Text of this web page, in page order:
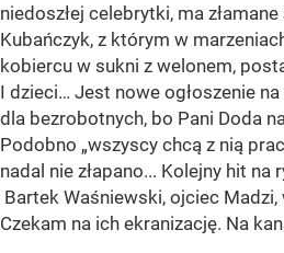
niedoszłej celebrytki, ma
Kubańczyk, z którym w
kobiercu w sukni z welonem,
I dzieci… Jest nowe ogłoszenie
dla bezrobotnych, bo Pani Doda
Podobno „wszyscy chcą z nią
nadal nie złapano... Kolejny hit na
Bartek Waśniewski, ojciec
Czekam na ich ekranizację. Na